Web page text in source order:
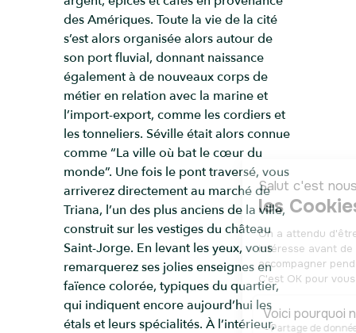
des Amériques. Toute la vie de la cité
s’est alors organisée alors autour de
son port fluvial, donnant naissance
également à de nouveaux corps de
métier en relation avec la marine et
l’import-export, comme les cordiers et
les tonneliers. Séville était alors connue
comme “La ville où bat le cœur du
monde”. Une fois le pont traversé, vous
arriverez directement au marché de
Triana, l’un des plus anciens de la ville,
construit sur les vestiges du château
Saint-Jorge. En levant les yeux, vous
remarquerez ses jolies enseignes en
faïence colorée, typiques du quartier,
qui indiquent encore aujourd’hui les
étals et leurs spécialités. À l’intérieur,